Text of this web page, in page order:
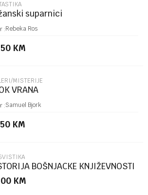
suparnici
:Rebeka Ros
KM
MISTERIJE
VRANA
:Samuel Bjork
KM
BOŠNJACKE KNJIŽEVNOSTI
KM